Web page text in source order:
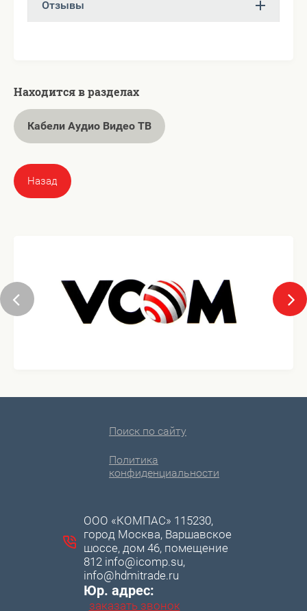
Отзывы
Находится в разделах
Кабели Аудио Видео ТВ
Назад
Поиск по сайту
Политика
конфиденциальности
ООО «КОМПАС» 115230,
город Москва, Варшавское
шоссе, дом 46, помещение
812 info@icomp.su,
info@hdmitrade.ru
Юр. адрес:
заказать звонок